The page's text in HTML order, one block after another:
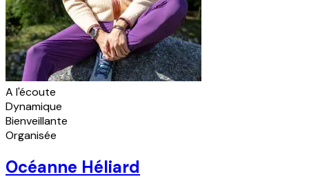
A l'écoute
Dynamique
Bienveillante
Organisée
Océanne Héliard